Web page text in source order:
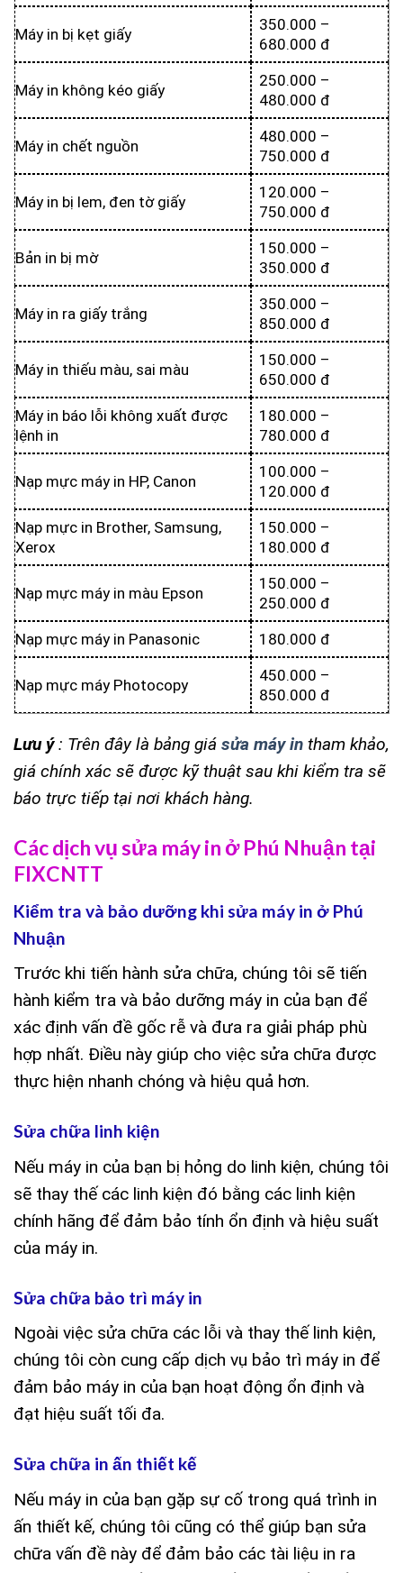
Máy in bị kẹt giấy
350.000 –
680.000 đ
Máy in không kéo giấy
250.000 –
480.000 đ
Máy in chết nguồn
480.000 –
750.000 đ
Máy in bị lem, đen tờ giấy
120.000 –
750.000 đ
Bản in bị mờ
150.000 –
350.000 đ
Máy in ra giấy trắng
350.000 –
850.000 đ
Máy in thiếu màu, sai màu
150.000 –
650.000 đ
Máy in báo lỗi không xuất được
lệnh in
180.000 –
780.000 đ
Nạp mực máy in HP, Canon
100.000 –
120.000 đ
Nạp mực in Brother, Samsung,
Xerox
150.000 –
180.000 đ
Nạp mực máy in màu Epson
150.000 –
250.000 đ
Nạp mực máy in Panasonic
180.000 đ
Nạp mực máy Photocopy
450.000 –
850.000 đ
Lưu ý: Trên đây là bảng giá sửa máy in tham khảo,
giá chính xác sẽ được kỹ thuật sau khi kiểm tra sẽ
báo trực tiếp tại nơi khách hàng.
Các dịch vụ sửa máy in ở Phú Nhuận tại
FIXCNTT
Kiểm tra và bảo dưỡng khi sửa máy in ở Phú
Nhuận
Trước khi tiến hành sửa chữa, chúng tôi sẽ tiến
hành kiểm tra và bảo dưỡng máy in của bạn để
xác định vấn đề gốc rễ và đưa ra giải pháp phù
hợp nhất. Điều này giúp cho việc sửa chữa được
thực hiện nhanh chóng và hiệu quả hơn.
Sửa chữa linh kiện
Nếu máy in của bạn bị hỏng do linh kiện, chúng tôi
sẽ thay thế các linh kiện đó bằng các linh kiện
chính hãng để đảm bảo tính ổn định và hiệu suất
của máy in.
Sửa chữa bảo trì máy in
Ngoài việc sửa chữa các lỗi và thay thế linh kiện,
chúng tôi còn cung cấp dịch vụ bảo trì máy in để
đảm bảo máy in của bạn hoạt động ổn định và
đạt hiệu suất tối đa.
Sửa chữa in ấn thiết kế
Nếu máy in của bạn gặp sự cố trong quá trình in
ấn thiết kế, chúng tôi cũng có thể giúp bạn sửa
chữa vấn đề này để đảm bảo các tài liệu in ra